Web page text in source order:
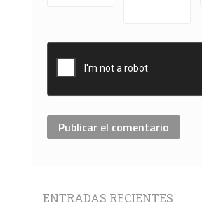
ENTRADAS RECIENTES